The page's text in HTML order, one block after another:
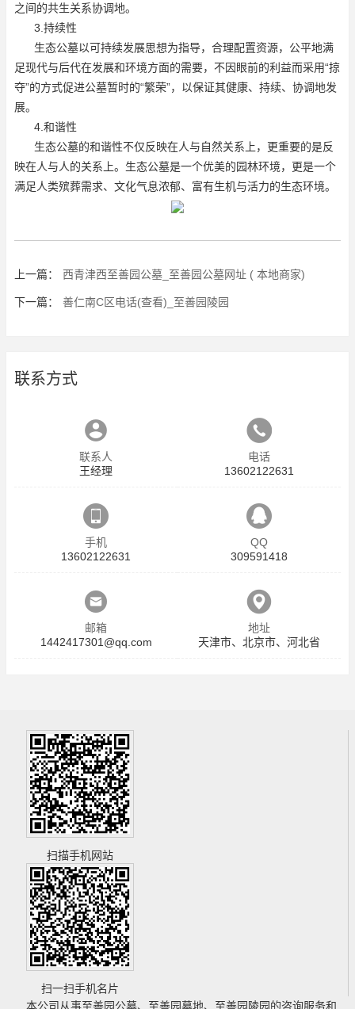
之间的共生关系协调地。
3.持续性
生态公墓以可持续发展思想为指导，合理配置资源，公平地满
足现代与后代在发展和环境方面的需要，不因眼前的利益而采用“掠
夺”的方式促进公墓暂时的“繁荣”，以保证其健康、持续、协调地发
展。
4.和谐性
生态公墓的和谐性不仅反映在人与自然关系上，更重要的是反
映在人与人的关系上。生态公墓是一个优美的园林环境，更是一个
满足人类殡葬需求、文化气息浓郁、富有生机与活力的生态环境。
上一篇： 西青津西至善园公墓_至善园公墓网址 ( 本地商家)
下一篇： 善仁南C区电话(查看)_至善园陵园
联系方式
联系人
王经理
电话
13602122631
手机
13602122631
QQ
309591418
邮箱
1442417301@qq.com
地址
天津市、北京市、河北省
扫描手机网站
扫一扫手机名片
本公司从事至善园公墓、 至善园墓地、 至善园陵园的咨询服务和